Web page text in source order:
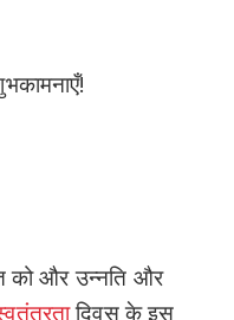
को और उन्नति और
दिवस के इस